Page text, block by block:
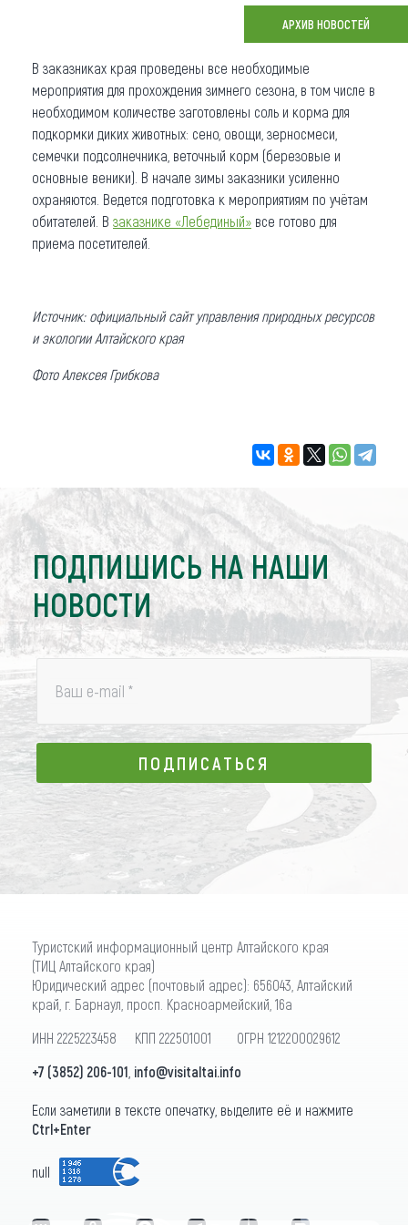
О регионе
Коллекция впечатлений
Другие рубрики
АРХИВ НОВОСТЕЙ
В заказниках края проведены все необходимые
мероприятия для прохождения зимнего сезона, в том числе в
необходимом количестве заготовлены соль и корма для
подкормки диких животных: сено, овощи, зерносмеси,
семечки подсолнечника, веточный корм (березовые и
основные веники). В начале зимы заказники усиленно
охраняются. Ведется подготовка к мероприятиям по учётам
обитателей. В заказнике «Лебединый» все готово для
приема посетителей.
Источник: официальный сайт управления природных ресурсов
и экологии Алтайского края
Фото Алексея Грибкова
ПОДПИШИСЬ НА НАШИ
НОВОСТИ
Ваш e-mail *
ПОДПИСАТЬСЯ
ПОДПИСАТЬСЯ
Туристский информационный центр Алтайского края
(ТИЦ Алтайского края)
Юридический адрес (почтовый адрес): 656043, Алтайский
край, г. Барнаул, просп. Красноармейский, 16а
ИНН 2225223458 КПП 222501001 ОГРН 1212200029612
+7 (3852) 206-101 info@visitaltai.info
Если заметили в тексте опечатку, выделите её и нажмите
Ctrl+Enter
null